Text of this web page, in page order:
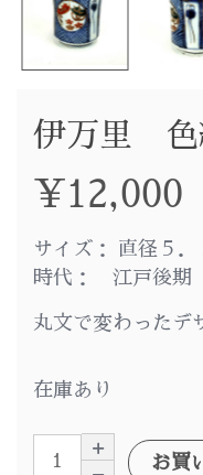
伊万里 色
¥ 12,000
サイズ： 直径５
時代： 江戸後期
丸文で変わったデ
在庫あり
お買